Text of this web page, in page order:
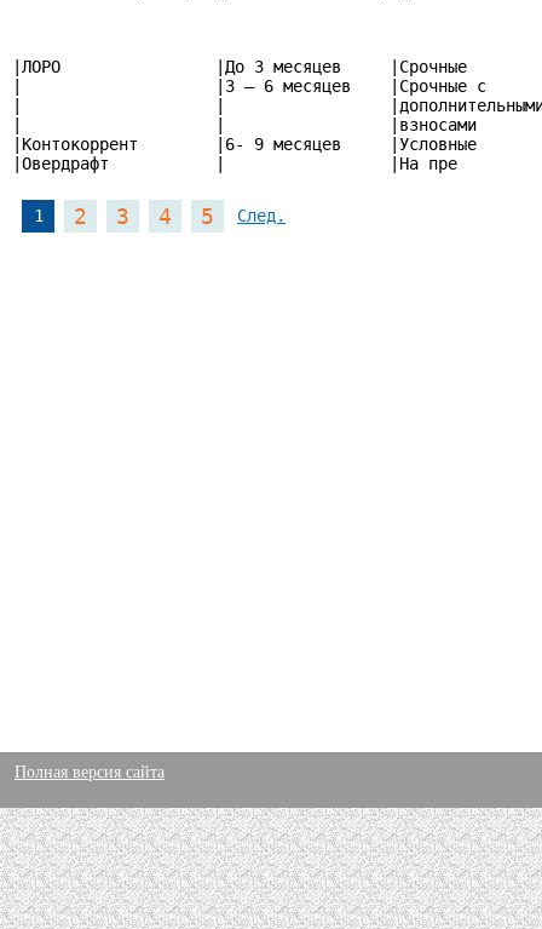
|ЛОРО                |До 3 месяцев     |Срочные
|                    |3 – 6 месяцев    |Срочные с
|                    |
|                    |                 |взносами
|Контокоррент        |6- 9 месяцев     |Условные
|Овердрафт           |                 |На пре
1 2 3 4 5 След.
Полная версия сайта